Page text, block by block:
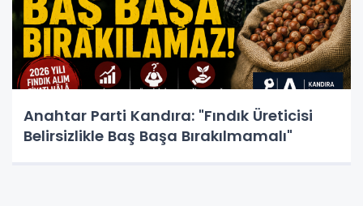
Anahtar Parti Kandıra: "Fındık Üreticisi
Belirsizlikle Baş Başa Bırakılmamalı"